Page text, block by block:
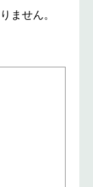
ません。